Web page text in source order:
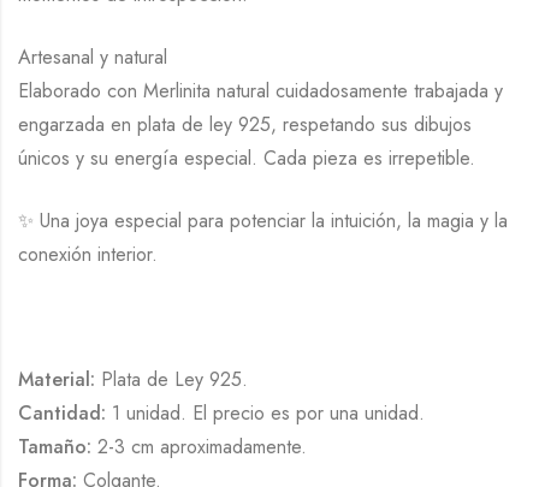
Artesanal y natural
Elaborado con Merlinita natural cuidadosamente trabajada y
engarzada en plata de ley 925, respetando sus dibujos
únicos y su energía especial. Cada pieza es irrepetible.
✨ Una joya especial para potenciar la intuición, la magia y la
conexión interior.
Material: Plata de Ley 925.
Cantidad: 1 unidad. El precio es por una unidad.
Tamaño: 2-3 cm aproximadamente.
Forma: Colgante.